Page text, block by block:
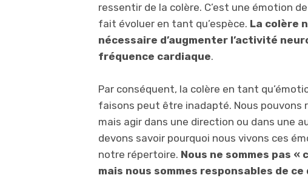
ressentir de la colère. C’est une émotion
fait évoluer en tant qu’espèce. La colère
nécessaire d’augmenter l’activité
fréquence cardiaque.
Par conséquent, la colère en tant
faisons peut être inadapté. Nous pouvons
mais agir dans une direction ou dans une
devons savoir pourquoi nous vivons ces
notre répertoire. Nous ne sommes pas «
mais nous sommes responsables de